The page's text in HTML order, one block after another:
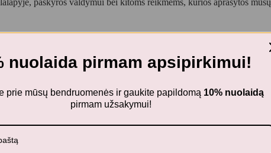
nuolaida pirmam apsipirkimui!
prie mūsų bendruomenės ir gaukite papildomą 10% nuolaidą
pirmam užsakymui!